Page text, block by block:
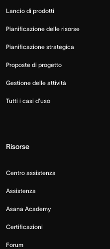
Lancio di prodotti
Pianificazione delle risorse
Pianificazione strategica
Proposte di progetto
Gestione delle attività
Tutti i casi d’uso
Risorse
Centro assistenza
Assistenza
Asana Academy
Certificazioni
Forum